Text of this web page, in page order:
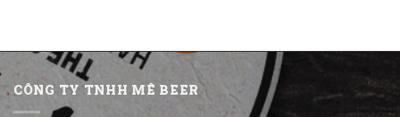
CÔNG TY TNHH MÊ BEER